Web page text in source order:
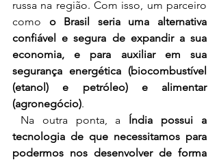
russa na região. Com isso, um parceiro
como o Brasil seria uma alternativa
confiável e segura de expandir a sua
economia, e para auxiliar em sua
segurança energética (biocombustível
(etanol) e petróleo) e alimentar
(agronegócio).
Na outra ponta, a Índia possui a
tecnologia de que necessitamos para
podermos nos desenvolver de forma